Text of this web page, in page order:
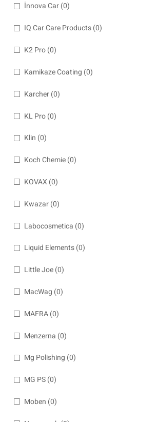
İnnova Car(0)
IQ Car Care Products(0)
K2 Pro(0)
Kamikaze Coating (0)
Karcher(0)
KL Pro(0)
Klin (0)
Koch Chemie(0)
KOVAX (0)
Kwazar(0)
Labocosmetica (0)
Liquid Elements(0)
Little Joe(0)
MacWag (0)
MAFRA(0)
Menzerna (0)
Mg Polishing (0)
MG PS(0)
Moben (0)